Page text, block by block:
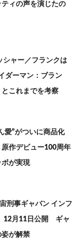
ィの声を演じたの
シャー／フランクは
ダーマン：ブラン
とこれまでを考察
愛”がついに商品化
原作デビュー100周年
ボが実現
刑事ギャバン インフ
12月11日公開 ギャ
が解禁